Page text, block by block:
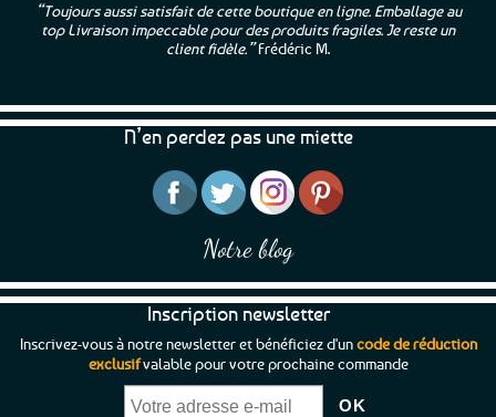
“Toujours aussi satisfait de cette boutique en ligne. Emballage au
top Livraison impeccable pour des produits fragiles. Je reste un
client fidèle.”Frédéric M.
N’en perdez pas une miette
Notre blog
Inscription newsletter
Inscrivez-vous à notre newsletter et bénéficiez d'uncode de réduction
exclusifvalable pour votre prochaine commande